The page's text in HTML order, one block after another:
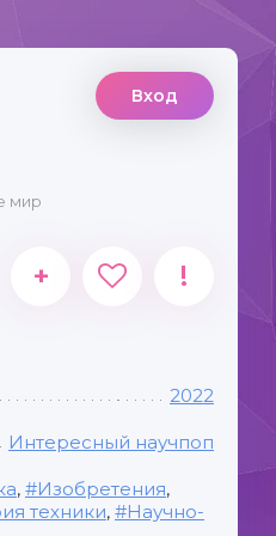
Вход
мир
+ !
2022
Интересный научпоп
, Изобретения,
техники,
Научно-